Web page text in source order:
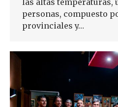
las altas temperaturas,
personas, compuesto
provinciales y…